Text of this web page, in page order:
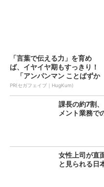
「言葉で伝える力」を育め
ば、イヤイヤ期もすっきり！
「アンパンマン ことばずか
ん...
PR(セガフェイブ｜HugKum)
課長の約7割
メント業務で
女性上司が直
と見られる日